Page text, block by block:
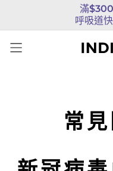
滿
呼吸道
常